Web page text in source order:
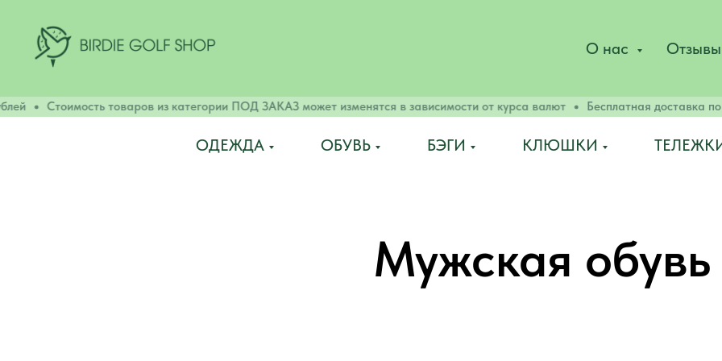
О нас Отзывы
Стоимость товаров из категории ПОД ЗАКАЗ может изменятся в зависимости от курса валют Бесплатная доставка по
ОДЕЖДА ОБУВЬ БЭГИ КЛЮШКИ
Мужская обувь